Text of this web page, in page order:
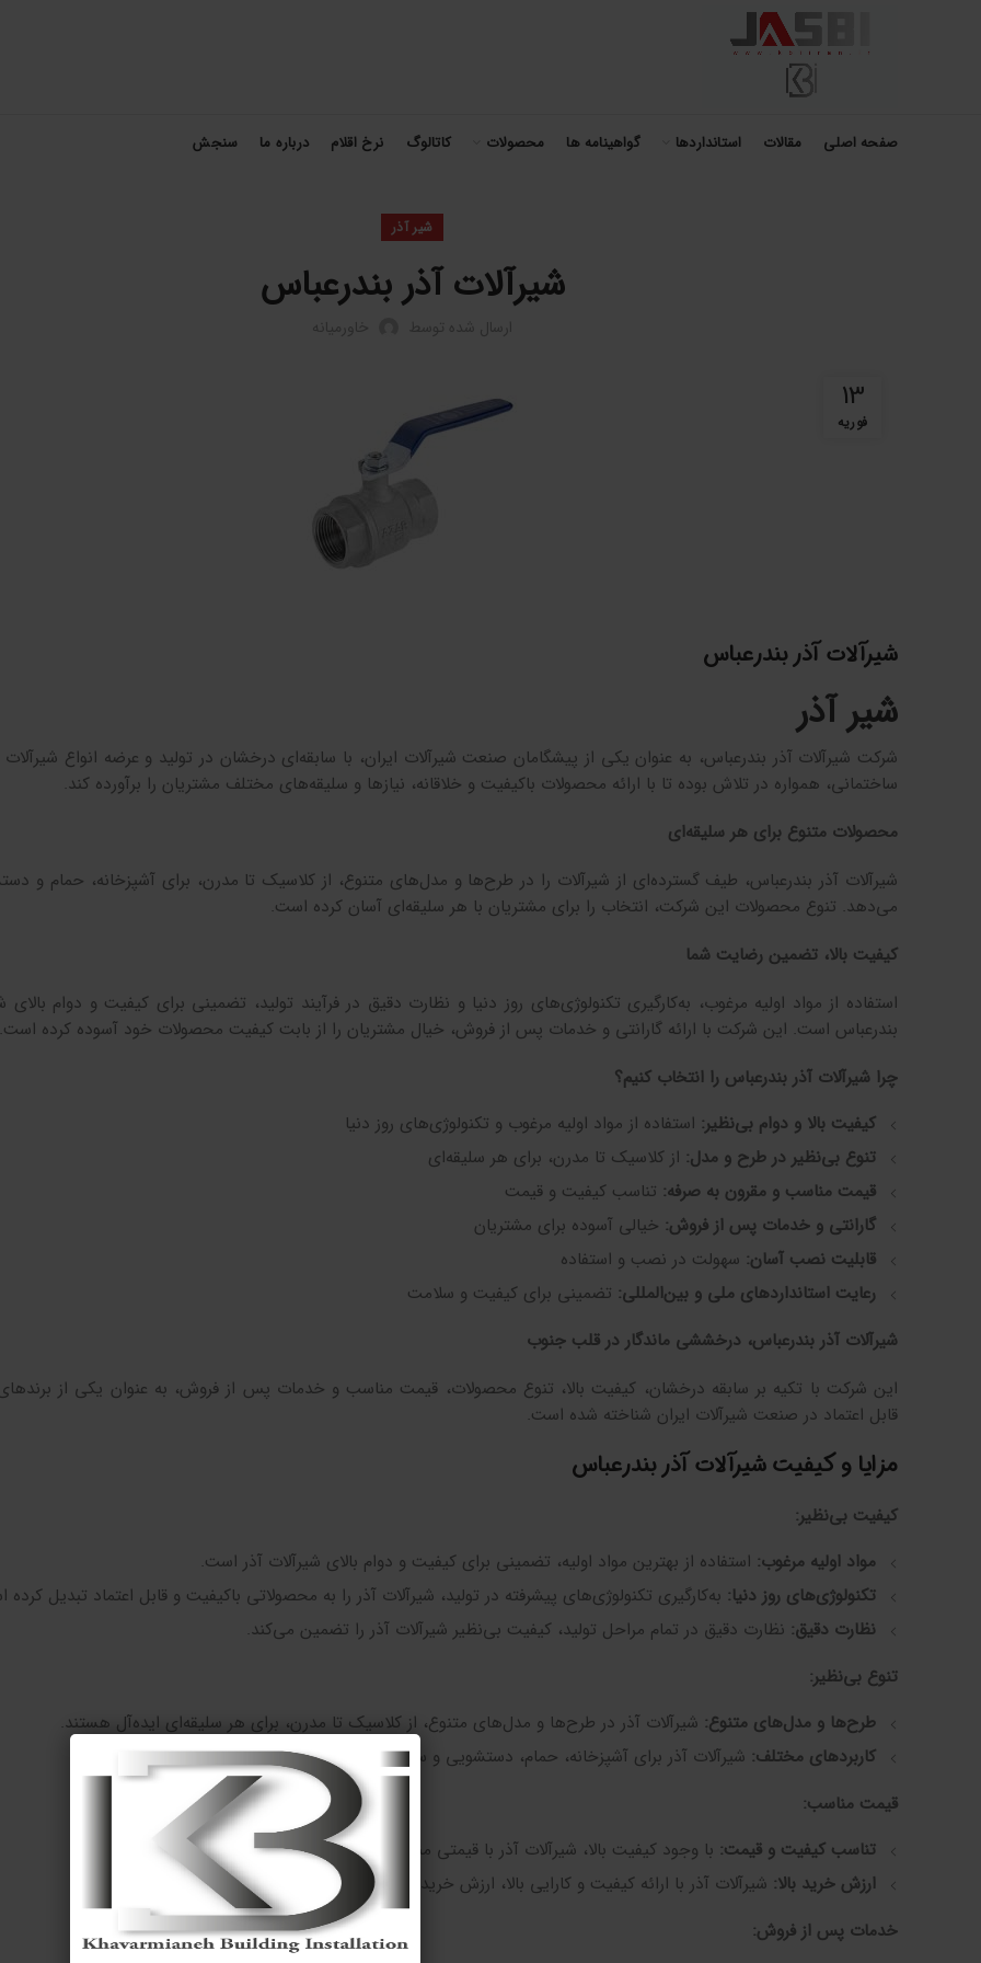
صفحه اصلی مقالات استانداردها گواهینامه ها محصولات کاتالوگ نرخ اقلام درباره ما سنجش
شیر آذر
شیرآلات آذر بندرعباس
13
فوریه
شیرآلات آذر بندرعباس
شیر آذر
شرکت شیرآلات آذر بندرعباس، به عنوان یکی از پیشگامان صنعت شیرآلات ایران، با سابقه‌ای درخشان در تولید و عرضه انواع
ساختمانی، همواره در تلاش بوده تا با ارائه محصولات باکیفیت و خلاقانه، نیازها و سلیقه‌های مختلف مشتریان را برآورده کند.
محصولات متنوع برای هر سلیقه‌ای
شیرآلات آذر بندرعباس، طیف گسترده‌ای از شیرآلات را در طرح‌ها و مدل‌های متنوع، از کلاسیک تا مدرن، برای آشپزخانه، حمام و
می‌دهد. تنوع محصولات این شرکت، انتخاب را برای مشتریان با هر سلیقه‌ای آسان کرده است.
کیفیت بالا، تضمین رضایت شما
استفاده از مواد اولیه مرغوب، به‌کارگیری تکنولوژی‌های روز دنیا و نظارت دقیق در فرآیند تولید، تضمینی برای کیفیت و دوام بالای
بندرعباس است. این شرکت با ارائه گارانتی و خدمات پس از فروش، خیال مشتریان را از بابت کیفیت محصولات خود آسوده کرده است.
چرا شیرآلات آذر بندرعباس را انتخاب کنیم؟
کیفیت بالا و دوام بی‌نظیر: استفاده از مواد اولیه مرغوب و تکنولوژی‌های روز دنیا
تنوع بی‌نظیر در طرح و مدل: از کلاسیک تا مدرن، برای هر سلیقه‌ای
قیمت مناسب و مقرون به صرفه: تناسب کیفیت و قیمت
گارانتی و خدمات پس از فروش: خیالی آسوده برای مشتریان
قابلیت نصب آسان: سهولت در نصب و استفاده
رعایت استانداردهای ملی و بین‌المللی: تضمینی برای کیفیت و سلامت
شیرآلات آذر بندرعباس، درخششی ماندگار در قلب جنوب
این شرکت با تکیه بر سابقه درخشان، کیفیت بالا، تنوع محصولات، قیمت مناسب و خدمات پس از فروش، به عنوان یکی از
قابل اعتماد در صنعت شیرآلات ایران شناخته شده است.
مزایا و کیفیت شیرآلات آذر بندرعباس
کیفیت بی‌نظیر:
مواد اولیه مرغوب: استفاده از بهترین مواد اولیه، تضمینی برای کیفیت و دوام بالای شیرآلات آذر است.
تکنولوژی‌های روز دنیا: به‌کارگیری تکنولوژی‌های پیشرفته در تولید، شیرآلات آذر را به محصولاتی باکیفیت و قابل اعتماد تبدیل
نظارت دقیق: نظارت دقیق در تمام مراحل تولید، کیفیت بی‌نظیر شیرآلات آذر را تضمین می‌کند.
تنوع بی‌نظیر:
طرح‌ها و مدل‌های متنوع: شیرآلات آذر در طرح‌ها و مدل‌های متنوع، از کلاسیک تا مدرن، برای هر سلیقه‌ای ایده‌آل هستند.
کاربردهای مختلف: شیرآلات آذر برای آشپزخانه، حمام، دستشویی و سایر مصارف بهداشتی و ساختمانی مناسب هستند.
قیمت مناسب:
تناسب کیفیت و قیمت: با وجود کیفیت بالا، شیرآلات آذر با قیمتی مناسب عرضه می‌شوند.
ارزش خرید بالا: شیرآلات آذر با ارائه کیفیت و کارایی بالا، ارزش خرید بسیار بالایی دارند.
خدمات پس از فروش: